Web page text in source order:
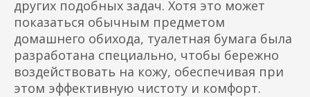
других подобных задач. Хотя это может
показаться обычным предметом
домашнего обихода, туалетная бумага была
разработана специально, чтобы бережно
воздействовать на кожу, обеспечивая при
этом эффективную чистоту и комфорт.